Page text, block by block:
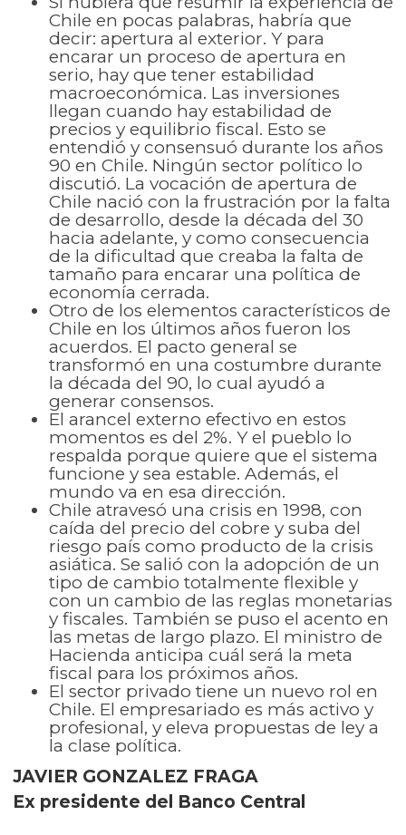
Chile en pocas palabras, habría que
decir: apertura al exterior. Y para
encarar un proceso de apertura en
serio, hay que tener estabilidad
macroeconómica. Las inversiones
llegan cuando hay estabilidad de
precios y equilibrio fiscal. Esto se
entendió y consensuó durante los años
90 en Chile. Ningún sector político lo
discutió. La vocación de apertura de
Chile nació con la frustración por la falta
de desarrollo, desde la década del 30
hacia adelante, y como consecuencia
de la dificultad que creaba la falta de
tamaño para encarar una política de
economía cerrada.
Otro de los elementos característicos de
Chile en los últimos años fueron los
acuerdos. El pacto general se
transformó en una costumbre durante
la década del 90, lo cual ayudó a
generar consensos.
El arancel externo efectivo en estos
momentos es del 2%. Y el pueblo lo
respalda porque quiere que el sistema
funcione y sea estable. Además, el
mundo va en esa dirección.
Chile atravesó una crisis en 1998, con
caída del precio del cobre y suba del
riesgo país como producto de la crisis
asiática. Se salió con la adopción de un
tipo de cambio totalmente flexible y
con un cambio de las reglas monetarias
y fiscales. También se puso el acento en
las metas de largo plazo. El ministro de
Hacienda anticipa cuál será la meta
fiscal para los próximos años.
El sector privado tiene un nuevo rol en
Chile. El empresariado es más activo y
profesional, y eleva propuestas de ley a
la clase política.
JAVIER GONZALEZ FRAGA
Ex presidente del Banco Central